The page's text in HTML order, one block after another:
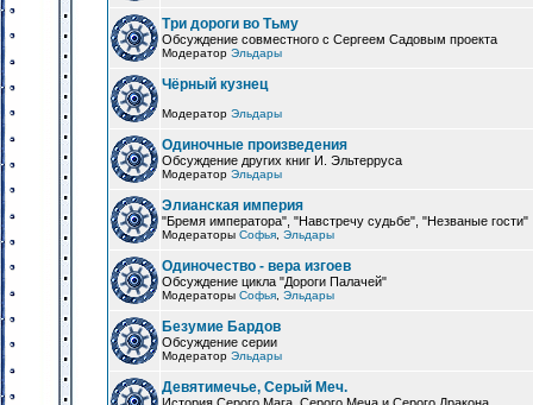
Три дороги во Тьму
Обсуждение совместного с Сергеем Садовым проекта
Модератор Эльдары
Чёрный кузнец
Модератор Эльдары
Одиночные произведения
Обсуждение других книг И. Эльтерруса
Модератор Эльдары
Элианская империя
"Бремя императора", "Навстречу судьбе", "Незваные гости"
Модераторы Софья Эльдары
Одиночество - вера изгоев
Обсуждение цикла "Дороги Палачей"
Модераторы Софья Эльдары
Безумие Бардов
Обсуждение серии
Модератор Эльдары
Девятимечье, Серый Меч.